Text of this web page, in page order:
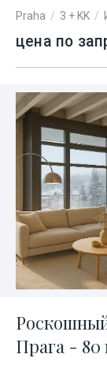
Praha / 3 + KK /
цена по
Прага - 80